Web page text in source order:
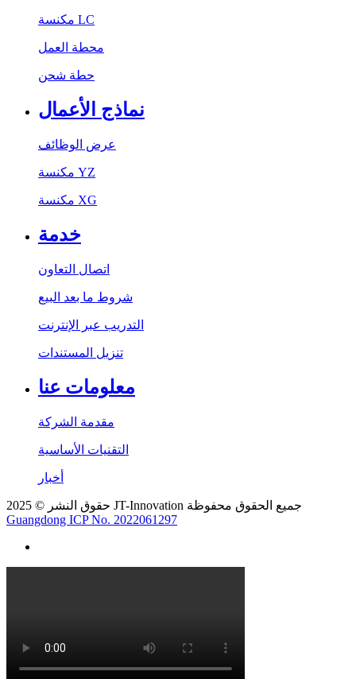
مكنسة LC
محطة العمل
حطة شحن
نماذج الأعمال
عرض الوظائف
مكنسة YZ
مكنسة XG
خدمة
اتصال التعاون
شروط ما بعد البيع
التدريب عبر الإنترنت
تنزيل المستندات
معلومات عنا
مقدمة الشركة
التقنيات الأساسية
أخبار
حقوق النشر © 2025 JT-Innovation جميع الحقوق محفوظة
Guangdong ICP No. 2022061297